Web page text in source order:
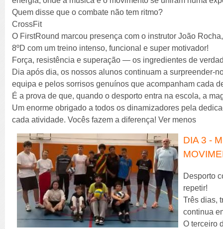
Quem disse que o combate não tem ritmo?
CrossFit
O FirstRound marcou presença com o instrutor João
8ºD com um treino intenso, funcional e super motivador!
Força, resistência e superação — os ingredientes de
Dia após dia, os nossos alunos continuam a surpreender-
equipa e pelos sorrisos genuínos que acompanham cada
É a prova de que, quando o desporto entra na escola, a
Um enorme obrigado a todos os dinamizadores pela
cada atividade. Vocês fazem a diferença! Ver menos
DIA 3 -
Desporto
repetir!
Três dias,
continua
O terceiro